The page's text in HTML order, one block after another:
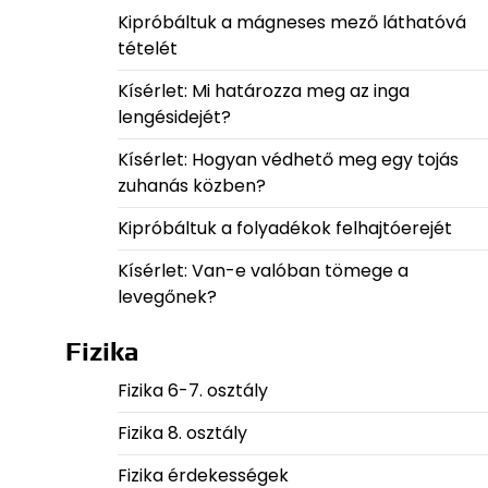
Kipróbáltuk a mágneses mező láthatóvá
tételét
Kísérlet: Mi határozza meg az inga
lengésidejét?
Kísérlet: Hogyan védhető meg egy tojás
zuhanás közben?
Kipróbáltuk a folyadékok felhajtóerejét
Kísérlet: Van-e valóban tömege a
levegőnek?
Fizika
Fizika 6-7. osztály
Fizika 8. osztály
Fizika érdekességek